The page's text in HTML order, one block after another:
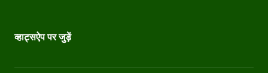
व्हाट्सऐप पर जुड़ें